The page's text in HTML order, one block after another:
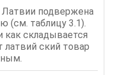
подвержена
(см. таблицу 3.1).
как складывается
латвий ский товар